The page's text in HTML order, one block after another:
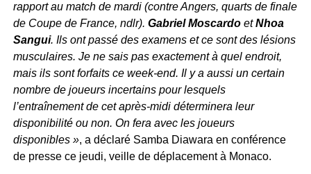
rapport au match de mardi (contre Angers, quarts de finale
de Coupe de France, ndlr). Gabriel MoscardoetNhoa
Sangui. Ils ont passé des examens et ce sont des lésions
musculaires. Je ne sais pas exactement à quel endroit,
mais ils sont forfaits ce week-end. Il y a aussi un certain
nombre de joueurs incertains pour lesquels
l’entraînement de cet après-midi déterminera leur
disponibilité ou non. On fera avec les joueurs
disponibles », a déclaré Samba Diawara en conférence
de presse ce jeudi, veille de déplacement à Monaco.